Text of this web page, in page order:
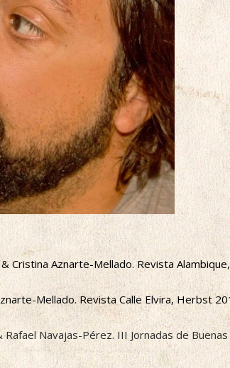
Cristina Aznarte-Mellado. Revista
Mellado. Revista Calle Elvira, Herbst
Navajas-Pérez. III Jornadas de Buenas